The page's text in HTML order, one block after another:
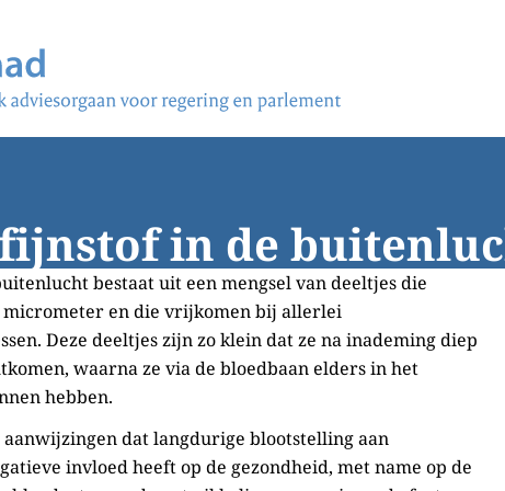
in de
bestaat uit een mengsel van deeltjes die
micrometer en die vrijkomen bij allerlei
Deze deeltjes zijn zo klein dat ze na inademing diep
waarna ze via de bloedbaan elders in het
hebben.
aanwijzingen dat langdurige blootstelling aan
invloed heeft op de gezondheid, met name op de